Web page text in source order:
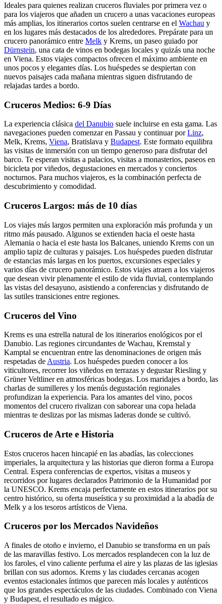
Ideales para quienes realizan cruceros fluviales por primera vez o
para los viajeros que añaden un crucero a unas vacaciones europeas
más amplias, los itinerarios cortos suelen centrarse en el Wachau y
en los lugares más destacados de los alrededores. Prepárate para un
crucero panorámico entre Melk y Krems, un paseo guiado por
Dürnstein, una cata de vinos en bodegas locales y quizás una noche
en Viena. Estos viajes compactos ofrecen el máximo ambiente en
unos pocos y elegantes días. Los huéspedes se despiertan con
nuevos paisajes cada mañana mientras siguen disfrutando de
relajadas tardes a bordo.
Cruceros Medios: 6-9 Días
La experiencia clásica del Danubio suele incluirse en esta gama. Las
navegaciones pueden comenzar en Passau y continuar porLinz,
Melk, Krems, Viena, Bratislava y Budapest. Este formato equilibra
las visitas de inmersión con un tiempo generoso para disfrutar del
barco. Te esperan visitas a palacios, visitas a monasterios, paseos en
bicicleta por viñedos, degustaciones en mercados y conciertos
nocturnos. Para muchos viajeros, es la combinación perfecta de
descubrimiento y comodidad.
Cruceros Largos: más de 10 días
Los viajes más largos permiten una exploración más profunda y un
ritmo más pausado. Algunos se extienden hacia el oeste hasta
Alemania o hacia el este hasta los Balcanes, uniendo Krems con un
amplio tapiz de culturas y paisajes. Los huéspedes pueden disfrutar
de estancias más largas en los puertos, excursiones especiales y
varios días de crucero panorámico. Estos viajes atraen a los viajeros
que desean vivir plenamente el estilo de vida fluvial, contemplando
las vistas del desayuno, asistiendo a conferencias y disfrutando de
las sutiles transiciones entre regiones.
Cruceros del Vino
Krems es una estrella natural de los itinerarios enológicos por el
Danubio. Las regiones circundantes de Wachau, Kremstal y
Kamptal se encuentran entre las denominaciones de origen más
respetadas de Austria. Los huéspedes pueden conocer a los
viticultores, recorrer los viñedos en terrazas y degustar Riesling y
Grüner Veltliner en atmosféricas bodegas. Los maridajes a bordo, las
charlas de sumilleres y los menús degustación regionales
profundizan la experiencia. Para los amantes del vino, pocos
momentos del crucero rivalizan con saborear una copa helada
mientras te deslizas por las mismas laderas donde se cultivó.
Cruceros de Arte e Historia
Estos cruceros hacen hincapié en las abadías, las colecciones
imperiales, la arquitectura y las historias que dieron forma a Europa
Central. Espera conferencias de expertos, visitas a museos y
recorridos por lugares declarados Patrimonio de la Humanidad por
la UNESCO. Krems encaja perfectamente en estos itinerarios por su
centro histórico, su oferta museística y su proximidad a la abadía de
Melk y a los tesoros artísticos de Viena.
Cruceros por los Mercados Navideños
A finales de otoño e invierno, el Danubio se transforma en un país
de las maravillas festivo. Los mercados resplandecen con la luz de
los faroles, el vino caliente perfuma el aire y las plazas de las iglesias
brillan con sus adornos. Krems y las ciudades cercanas acogen
eventos estacionales íntimos que parecen más locales y auténticos
que los grandes espectáculos de las ciudades. Combinado con Viena
y Budapest, el resultado es mágico.